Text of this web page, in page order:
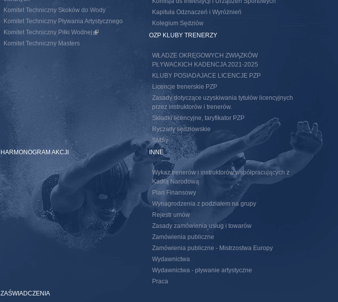
Komitet Techniczny Skoków do Wody
Komitet Techniczny Pływania Artystycznego
Komitet Techniczny Piłki Wodnej (link is external)
Komitet Techniczny Masters
Kapituła Odznaczeń i Wyróżnień
Kolegium Sędziów
OZP KLUBY TRENERZY
WŁADZE OKRĘGOWYCH ZWIĄZKÓW
PŁYWACKICH KADENCJA 2021-2025
KLUBY POSIADAJACE LICENCJE PZP
Licencje trenerskie PZP
Zasady dotyczące uzyskiwania tytułów licencyjnych
przez instruktorów i trenerów.
Składki licencyjne, taryfikator PZP
Ryczałty sędziowskie
SMSy
HARMONOGRAM AKCJI INNE
Wykaz trenerów i instruktorów współpracujących z
Kadrą Narodową
Plan Finansowy
Wynagrodzenia z podziałem na grupy
Rejestr umów
Zasady zamówienia usług i towarów
Zamówienia publiczne
Zamówienia publiczne - Mistrzostwa Europy
Wydawnictwa
Wydawnictwa - pływanie artystyczne
Praca
ZAŚWIADCZENIA